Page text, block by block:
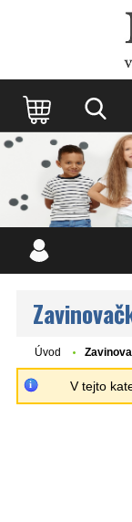
Úvod
V tejto
Update cookies